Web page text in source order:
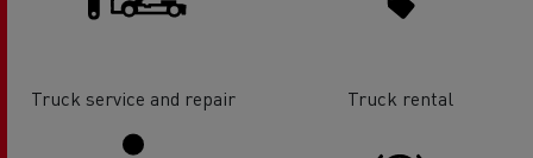
Truck service and repair Truck rental